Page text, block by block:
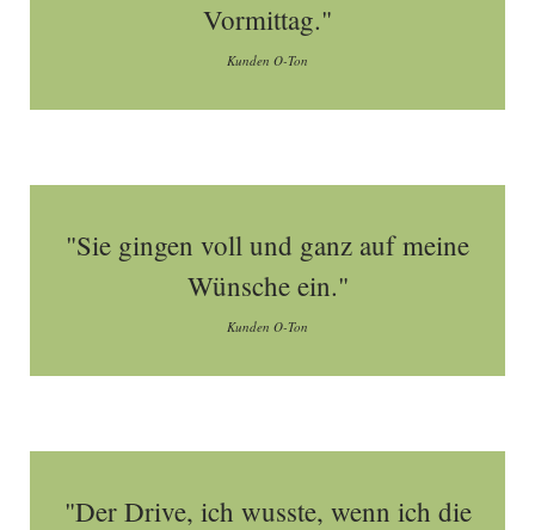
Vormittag."
Kunden O-Ton
"Sie gingen voll und ganz auf meine
Wünsche ein."
Kunden O-Ton
"Der Drive, ich wusste, wenn ich die